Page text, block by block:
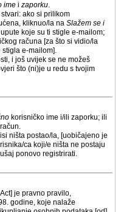
ime i zaporku.
ako si prilikom
kliknuo/la na Slažem se i
koje su ti stigle e-mailom;
računa [za što si vidio/la
e-mailom].
i još uvijek se ne možeš
što (ni)je u redu s tvojim
korisničko ime i/ili zaporku; ili
ništa postao/la, [uobičajeno je
ca koji/e ništa ne postaju
ponovo registrirati.
je pravno pravilo,
godine, koje nalaže